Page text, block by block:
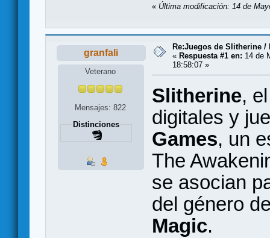
« Última modificación: 14 de
granfali
Veterano
Mensajes: 822
Distinciones
Re:Juegos de Slitherine /
« Respuesta #1 en: 14 de
18:58:07 »
Slitherine,
digitales y
Games, un
The
se asocian
del género
Magic.